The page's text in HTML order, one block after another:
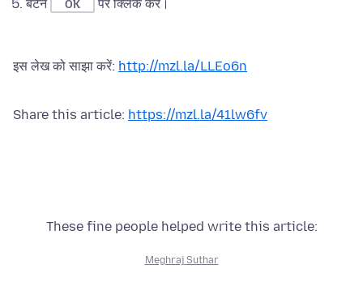
बटन OK पर क्लिक करें।
इस लेख को साझा करें: http://mzl.la/LLEo6n
Share this article: https://mzl.la/41lw6fv
These fine people helped write this article:
Meghraj Suthar